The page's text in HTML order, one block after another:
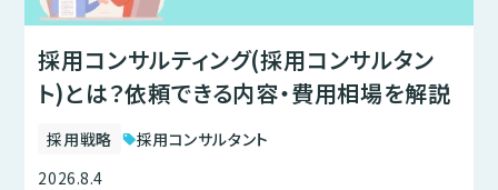
採用コンサルティング(採用コンサルタン
ト)とは？依頼できる内容・費用相場を解説
採用戦略 sell採用コンサルタント
2026.8.4